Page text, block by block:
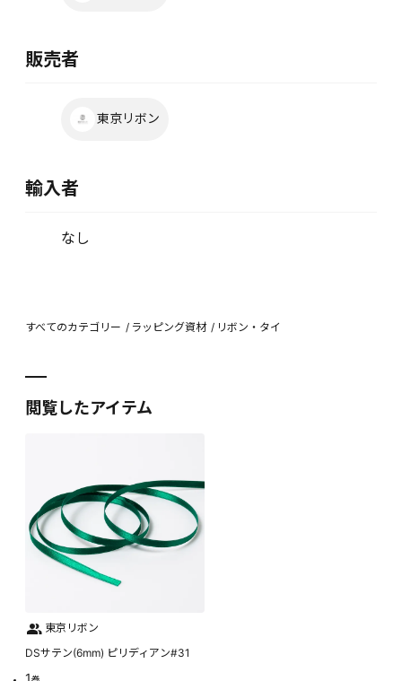
販売者
東京リボン
輸入者
なし
すべてのカテゴリー ラッピング資材 リボン・タイ
閲覧したアイテム
東京リボン
DSサテン(6mm) ピリディアン#31
1